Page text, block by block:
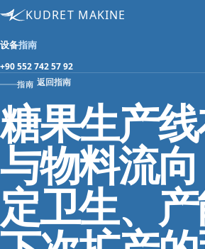
KUDRET MAKINE
设备指南
+90 552 742 57 92
指南 返回指南
糖果生产
与物料流
定卫生、